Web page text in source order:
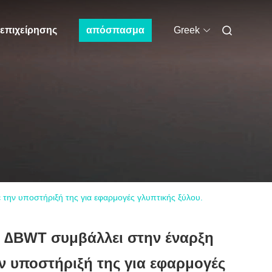
απόσπασμα Greek
υποστήριξή της για εφαρμογές γλυπτικής ξύλου.
συμβάλλει στην έναρξη
υποστήριξή της για εφαρμογές